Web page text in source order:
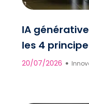
IA
les 4
20/07/2026 ●